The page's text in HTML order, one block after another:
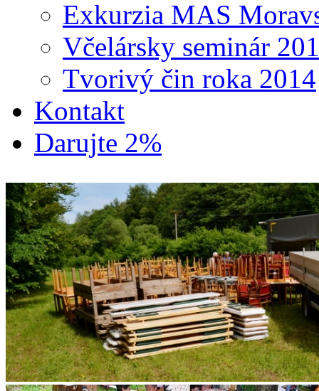
Exkurzia MAS
Včelársky seminár
Tvorivý čin roka 2014
Kontakt
Darujte 2%